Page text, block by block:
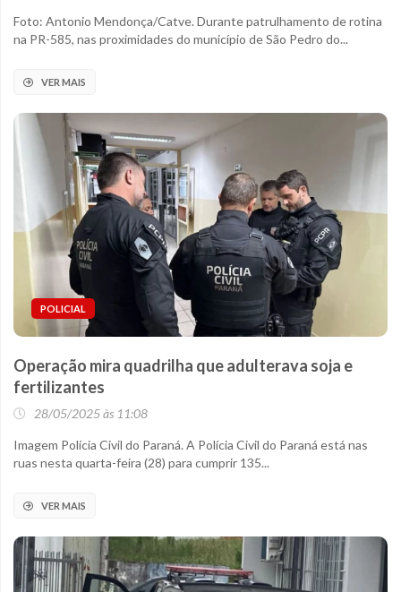
Foto: Antonio Mendonça/Catve. Durante patrulhamento de rotina
na PR-585, nas proximidades do município de São Pedro do...
VER MAIS
POLICIAL
Operação mira quadrilha que adulterava soja e
fertilizantes
28/05/2025 às 11:08
Imagem Polícia Civil do Paraná. A Polícia Civil do Paraná está nas
ruas nesta quarta-feira (28) para cumprir 135...
VER MAIS